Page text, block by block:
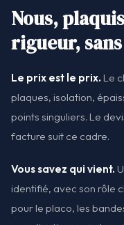
Nous,
rigueur,
Le prix est le prix. Le
plaques, isolation,
points singuliers. Le
facture suit ce cadre.
Vous savez qui vient.
identifié, avec son rôle
pour le placo, les